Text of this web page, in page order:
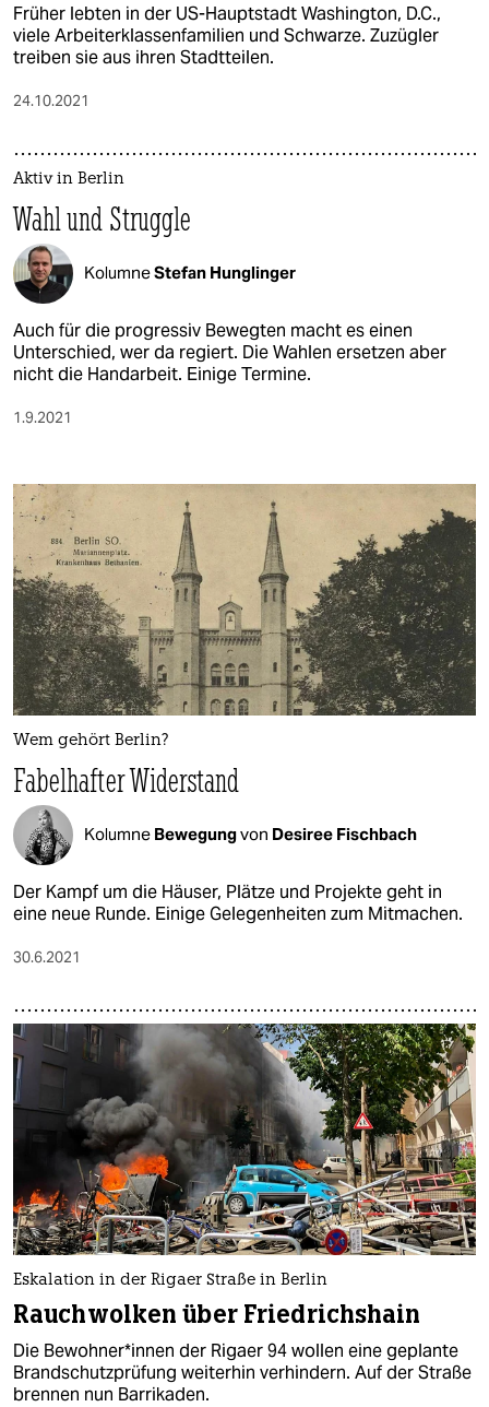
Früher lebten in der US-Hauptstadt Washington, D.C.,
viele Arbeiterklassenfamilien und Schwarze. Zuzügler
treiben sie aus ihren Stadtteilen.
24.10.2021
Aktiv in Berlin
Wahl und Struggle
KolumneStefan Hunglinger
Auch für die progressiv Bewegten macht es einen
Unterschied, wer da regiert. Die Wahlen ersetzen aber
nicht die Handarbeit. Einige Termine.
1.9.2021
Wem gehört Berlin?
Fabelhafter Widerstand
Kolumne Bewegungvon Desiree Fischbach
Der Kampf um die Häuser, Plätze und Projekte geht in
eine neue Runde. Einige Gelegenheiten zum Mitmachen.
30.6.2021
Eskalation in der Rigaer Straße in Berlin
Rauchwolken über Friedrichshain
Die Be­woh­ne­r*in­nen der Rigaer 94 wollen eine geplante
Brandschutzprüfung weiterhin verhindern. Auf der Straße
brennen nun Barrikaden.